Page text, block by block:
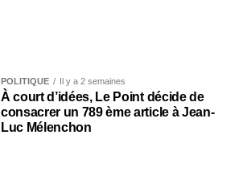
POLITIQUE Il y a 2 semaines
À court d’idées, Le Point décide de
consacrer un 789 ème article à Jean-
Luc Mélenchon